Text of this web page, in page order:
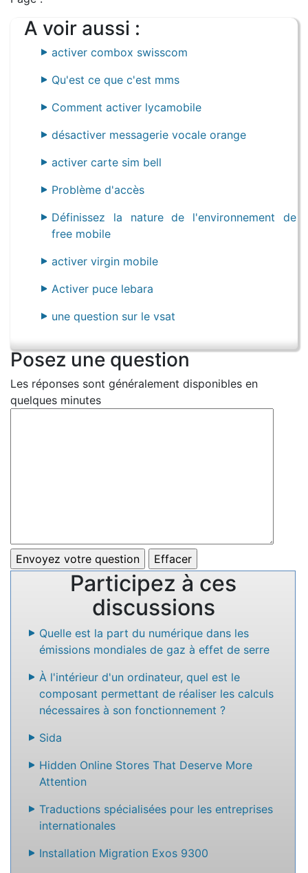
A voir aussi :
activer combox swisscom
Qu'est ce que c'est mms
Comment activer lycamobile
désactiver messagerie vocale orange
activer carte sim bell
Problème d'accès
Définissez la nature de l'environnement de
free mobile
activer virgin mobile
Activer puce lebara
une question sur le vsat
Posez une question
Les réponses sont généralement disponibles en
quelques minutes
Participez à ces
discussions
Quelle est la part du numérique dans les
émissions mondiales de gaz à effet de serre
À l'intérieur d'un ordinateur, quel est le
composant permettant de réaliser les calculs
nécessaires à son fonctionnement ?
Sida
Hidden Online Stores That Deserve More
Attention
Traductions spécialisées pour les entreprises
internationales
Installation Migration Exos 9300